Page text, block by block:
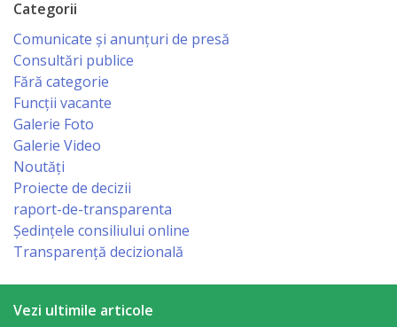
de
specialitate
Regulamentul
Consiliului
Dispoziții
Proiecte
de
Categorii
Comunicate și anunțuri de presă
Consultări publice
Fără categorie
Funcții vacante
Galerie Foto
Galerie Video
Noutăți
Proiecte de decizii
raport-de-transparenta
Ședințele consiliului online
Transparență decizională
Vezi ultimile articole